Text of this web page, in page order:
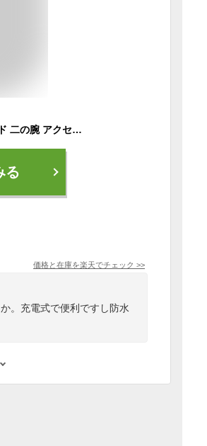
送料無料 アームバンド LEDライト 反射バンド 二の腕 アクセサリー 女性 男性 男女兼用 防水 充電式 USB充電 反射材 夜間 スポーツ ランニング ジョギング サイクリング 登山 LIVE 演奏会 イベ
る
価格と在庫を楽天でチェック >>
。充電式で便利ですし防水